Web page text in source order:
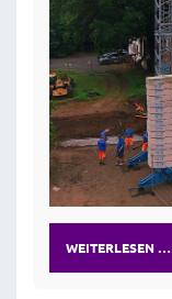
WEITERLESEN …